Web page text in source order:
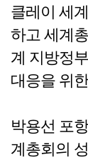
클레이 세
하고 세계
계 지방정
대응을 위
박용선 포
계총회의